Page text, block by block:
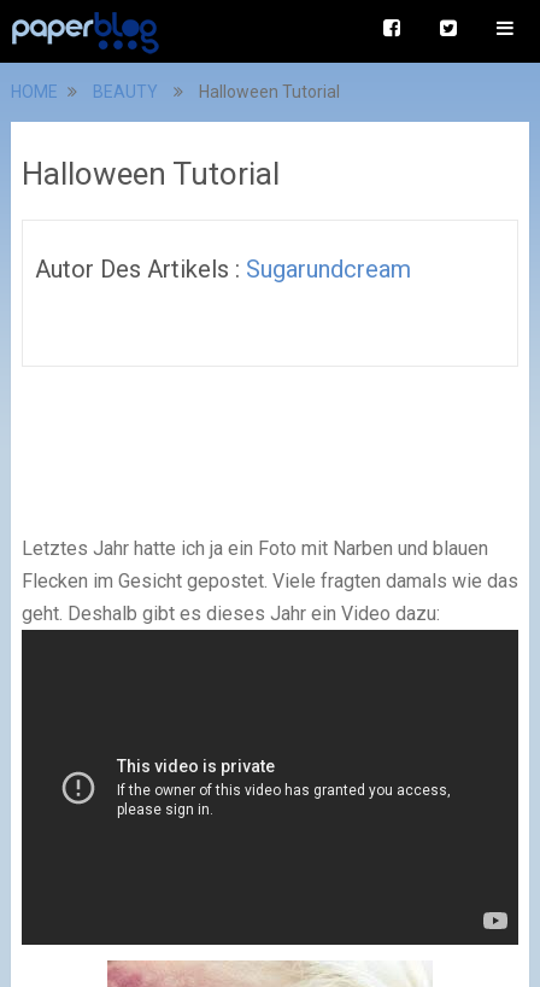
HOME BEAUTY Halloween Tutorial
Halloween Tutorial
Autor Des Artikels : Sugarundcream
Letztes Jahr hatte ich ja ein Foto mit Narben und blauen
Flecken im Gesicht gepostet. Viele fragten damals wie das
geht. Deshalb gibt es dieses Jahr ein Video dazu: